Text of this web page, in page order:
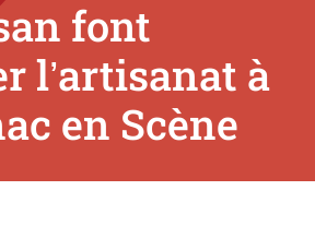
font
l’artisanat à
en Scène